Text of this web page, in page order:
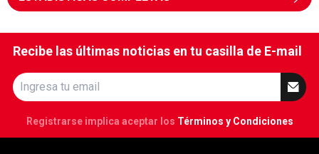
Recibe las últimas noticias en tu casilla de E-mail
Registrarse implica aceptar los Términos y Condiciones